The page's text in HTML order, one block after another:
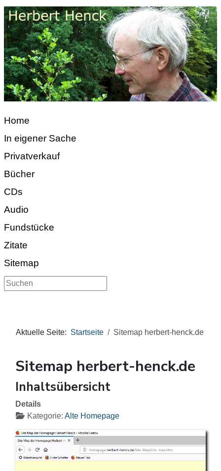
Home
In eigener Sache
Privatverkauf
Bücher
CDs
Audio
Fundstücke
Zitate
Sitemap
Suchen
Aktuelle Seite: Startseite Sitemap herbert-henck.de
Sitemap herbert-henck.de
Inhaltsübersicht
Details
Kategorie: Alte Homepage